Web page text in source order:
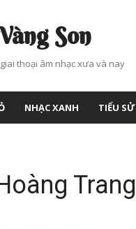
Son
thoại âm nhạc xưa và nay
NHẠC XANH TIỂU SỬ
Trang